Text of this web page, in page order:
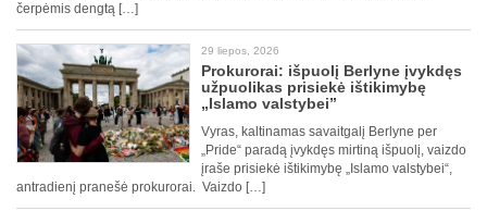
čerpėmis dengtą […]
29 liepos, 2026
Prokurorai: išpuolį Berlyne įvykdęs
užpuolikas prisiekė ištikimybę
„Islamo valstybei”
Vyras, kaltinamas savaitgalį Berlyne per
„Pride“ paradą įvykdęs mirtiną išpuolį, vaizdo
įraše prisiekė ištikimybę „Islamo valstybei“,
antradienį pranešė prokurorai. Vaizdo […]